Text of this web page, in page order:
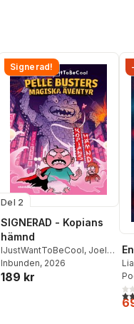
Signerad!
Del 2
SIGNERAD - Kopians
hämnd
IJustWantToBeCool, Joel
Adolphson,Emil Ejdemo
Beer ,Victor Beer
Inbunden, 2026
189 kr
4,0